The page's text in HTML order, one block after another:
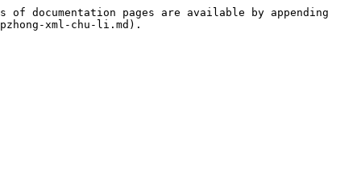
documentation pages are available by appending
xml-chu-li.md).